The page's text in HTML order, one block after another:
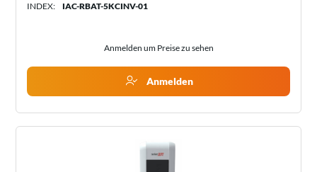
INDEX:
IAC-RBAT-5KCINV-01
Anmelden um Preise zu sehen
Anmelden